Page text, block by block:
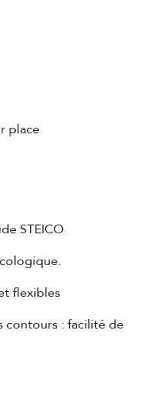
STEICO
flexibles
contours : facilité de
place